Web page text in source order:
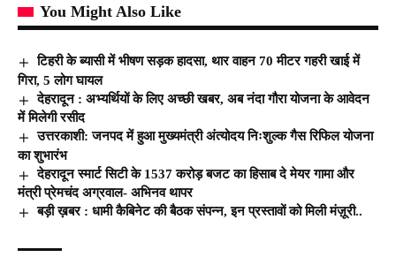
You Might Also Like
टिहरी के ब्यासी में भीषण सड़क हादसा, थार वाहन 70 मीटर गहरी खाई में
गिरा, 5 लोग घायल
देहरादून : अभ्यर्थियों के लिए अच्छी खबर, अब नंदा गौरा योजना के आवेदन
में मिलेगी रसीद
उत्तरकाशी: जनपद में हुआ मुख्यमंत्री अंत्योदय निःशुल्क गैस रिफिल योजना
का शुभारंभ
देहरादून स्मार्ट सिटी के 1537 करोड़ बजट का हिसाब दे मेयर गामा और
मंत्री प्रेमचंद अग्रवाल- अभिनव थापर
बड़ी ख़बर : धामी कैबिनेट की बैठक संपन्न, इन प्रस्तावों को मिली मंज़ूरी..